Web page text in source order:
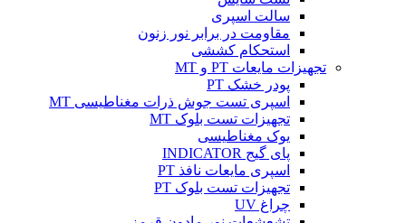
سالت اسپری
مقاومت در برابر نور زنون
استحکام کششی
تجهیزات مایعات PT و MT
پودر خشک PT
اسپری تست جوش ذرات مغناطیسی MT
تجهیزات تست بلوک MT
یوک مغناطیسی
پای گیج INDICATOR
اسپری مایعات نافذ PT
تجهیزات تست بلوک PT
چراغ UV